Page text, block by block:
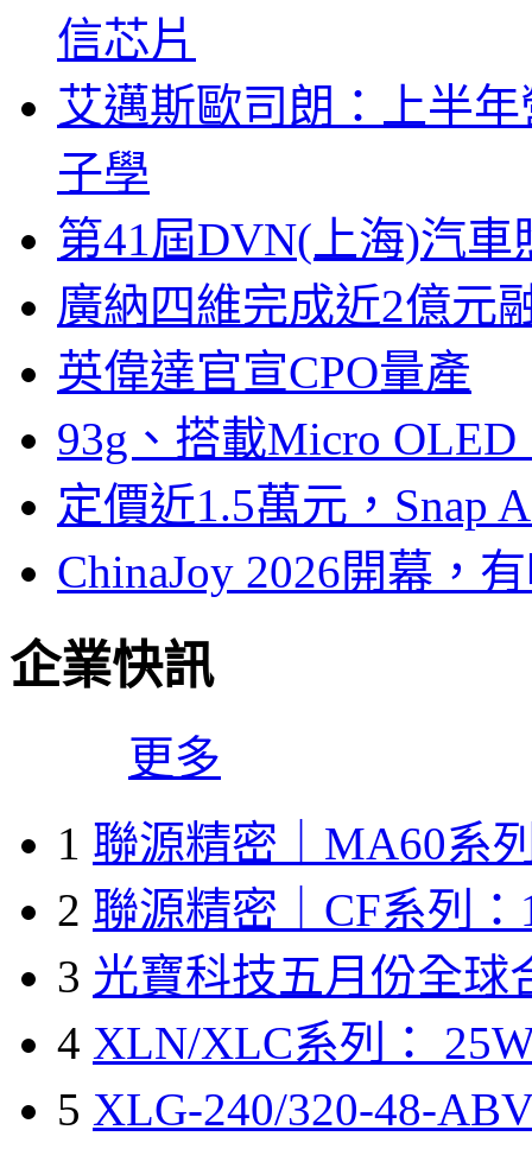
信芯片
艾邁斯歐司朗：上半
子學
第41屆DVN(上海)汽
廣納四維完成近2億元
英偉達官宣CPO量產
93g、搭載Micro
定價近1.5萬元，Snap
ChinaJoy 2026開幕，
企業快訊
更多
1 聯源精密｜MA60系
2 聯源精密｜CF系列：
3 光寶科技五月份全球
4 XLN/XLC系列：
5 XLG-240/320-48-